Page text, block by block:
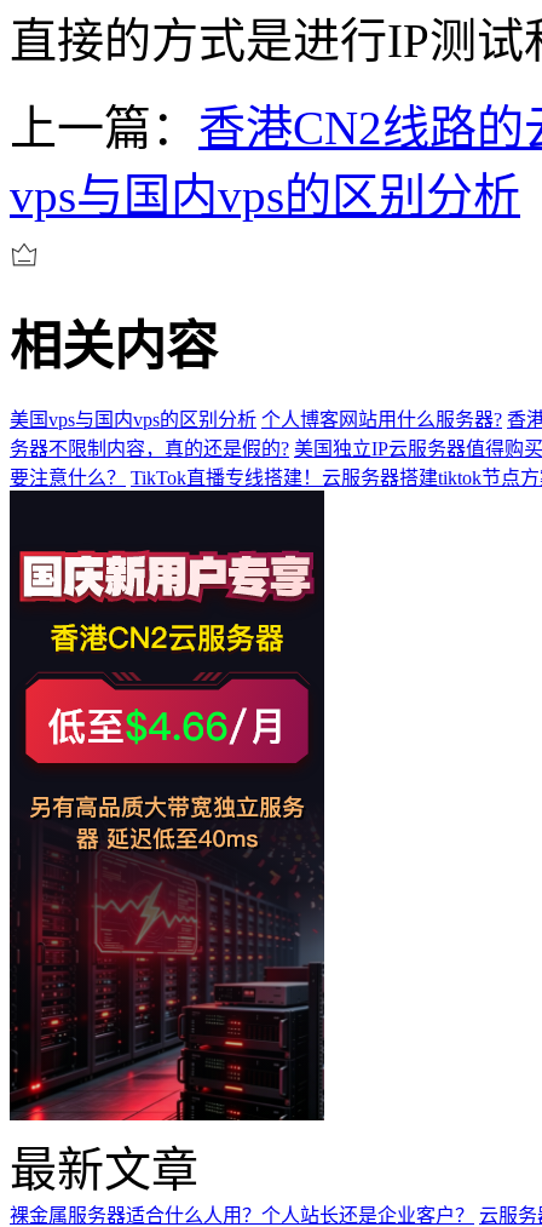
直接的方式是进行IP测试
上一篇： 香港CN2线路的
vps与国内vps的区别分析
相关内容
美国vps与国内vps的区别分析 个人博客网站用什么服务器? 香
务器不限制内容，真的还是假的? 美国独立IP云服务器值得购
要注意什么？
TikTok直播专线搭建！云服务器搭建tiktok节点
最新文章
裸金属服务器适合什么人用？个人站长还是企业客户？
云服务